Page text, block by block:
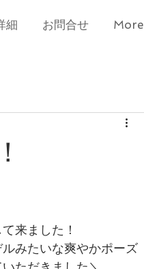
細 お問合せ More
来ました！
みたいな爽やかポーズ